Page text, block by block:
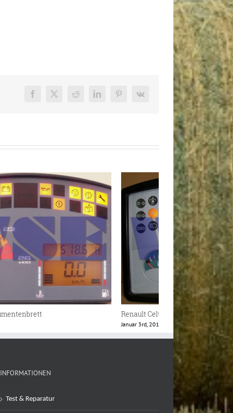
Facebook
X Reddit LinkedInPinterest
Vk
Renault Ares Instrumentenbrett
INFORMATIONEN
Test & Reparatur